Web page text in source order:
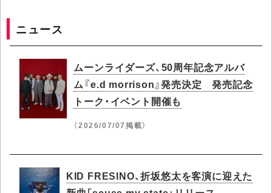
ニュース
ムーンライダーズ、50周年記念アルバ
ム『e.d morrison』発売決定 発売記念
トーク・イベント開催も
（2026/07/07掲載）
KID FRESINO、折坂悠太を客演に迎えた